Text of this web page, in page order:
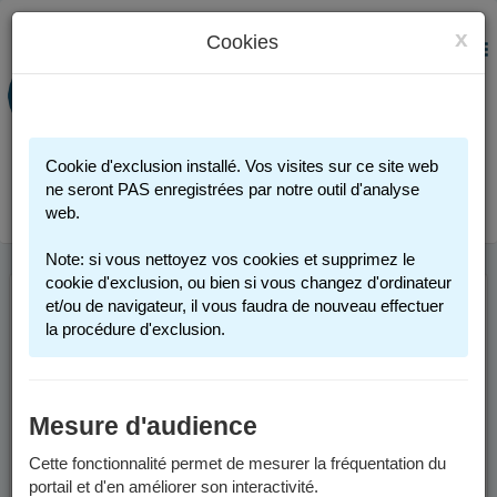
PORTAIL FAMILLE
Connexion
MENU
INFOS UTILES
Vous possédez un compte :
Si vous avez au moins un enfant actuellement
x
Cookies
Cookie d'exclusion installé. Vos visites sur ce site web
ne seront PAS enregistrées par notre outil d'analyse
web.
Note: si vous nettoyez vos cookies et supprimez le
cookie d'exclusion, ou bien si vous changez d'ordinateur
et/ou de navigateur, il vous faudra de nouveau effectuer
la procédure d'exclusion.
Mesure d'audience
Cette fonctionnalité permet de mesurer la fréquentation du
portail et d'en améliorer son interactivité.